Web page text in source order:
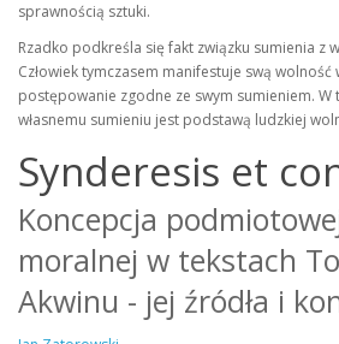
sprawnością sztuki.
Rzadko podkreśla się fakt związku sumienia z
Człowiek tymczasem manifestuje swą wolność
postępowanie zgodne ze swym sumieniem. W
własnemu sumieniu jest podstawą ludzkiej
Synderesis et
Koncepcja
moralnej w tekstach
Akwinu - jej źródła i